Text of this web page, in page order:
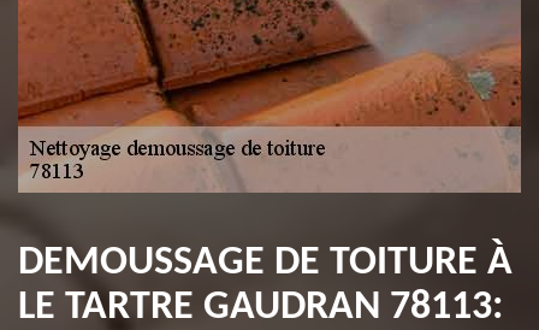
DEMOUSSAGE DE TOITURE À
LE TARTRE GAUDRAN 78113: